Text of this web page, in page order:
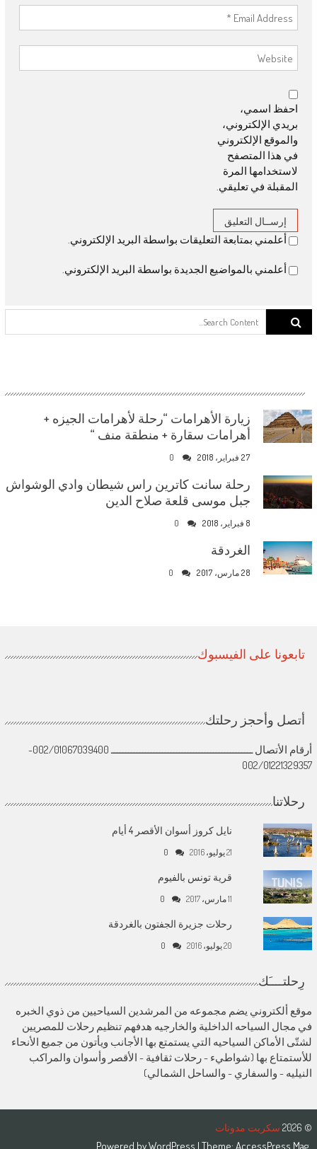
احفظ اسمي،
بريدي الإلكتروني،
والموقع الإلكتروني
في هذا المتصفح
لاستخدامها المرة
المقبلة في تعليقي.
أعلمني بمتابعة التعليقات بواسطة البريد الإلكتروني.
أعلمني بالمواضيع الجديدة بواسطة البريد الإلكتروني.
Search for:
زيارة الأهرامات “رحلة لأهرامات الجيزه +
أهرامات سقارة + منطقة منف “
27 فبراير، 2018 0
رحلة سانت كاترين راس شيطان وادي الوشواش
جبل موسى قلعة صلاح الدين
8 فبراير، 2018 0
الغردقة
28 مارس، 2017 0
تابعونا على الفيسبوك
أتصل وأحجز رحلتك
أرقام الأتصال ــــــــــــــــــــــــــــــــــــــــــــــــــ 002/01067039400-
002/01221329357
رحلاتنا
نايل كروز أسوان الأقصر 4 أيام
21 يوليو، 2016 0
قرية تونس بالفيوم
11 مارس، 2017 0
رحلات جزيرة الجفتون بالغردقة
20 يوليو، 2016 0
رِحلتــــَك
موقع ألكتروني يضم مجموعه من المرشدين السياحيين من ذوي الخبره
في مجال السياحه الداخلية والخارجيه هدفهم تنظيم رحلات للمصريين
لشتّى الأماكن السياحيه التي يستمتع بها الأجانب ويأتون من جميع الأنحاء
للأستمتاع بها (شواطيء - رحلات ثقافية - الأقصر وأسوان والمراكب
النيليه - والسفاري - والساحل الشمالي)
© 2026 سكربت مدونات
Powered byWordPress | Theme:AccessPress Mag